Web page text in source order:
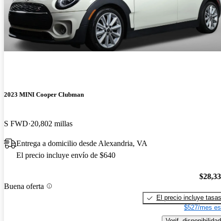
2023 MINI Cooper Clubman
S FWD 20,802 millas
Entrega a domicilio desde Alexandria, VA
El precio incluye envío de $640
Buena oferta
El precio incluye tasas
$527/mes